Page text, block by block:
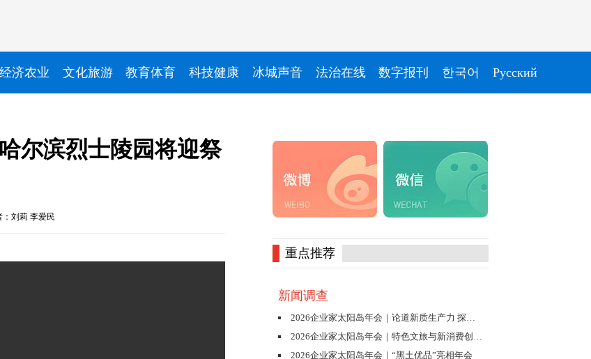
经济农业 文化旅游 教育体育 科技健康 冰城声音 法治在线 数字报刊 한국어 Pусский
尔滨烈士陵园将迎祭
：刘莉 李爱民